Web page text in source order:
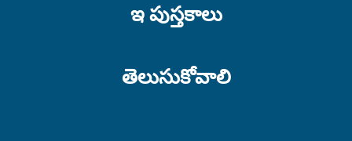
ఇ పుస్తకాలు
తెలుసుకోవాలి